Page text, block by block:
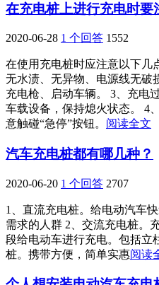
在充电桩上进行充电时要
2020-06-28 1 个回答 1552
在使用充电桩时应注意以下几
无水渍、无异物、电源线无破
充电枪、启动车辆。 3、充电
车载设备，保持熄火状态。 4
意触碰“急停”按钮。 阅读全文
汽车充电桩都有哪几种？
2020-06-20 1 个回答 2707
1、直流充电桩。给电动汽车
需求的人群 2、交流充电桩。
段给电动车进行充电。包括立
桩。携带方便，简单实惠阅读